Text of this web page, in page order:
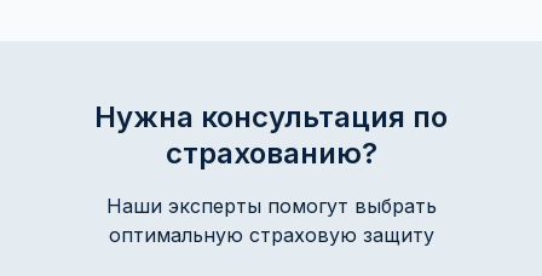
Нужна консультация по
страхованию?
Наши эксперты помогут выбрать
оптимальную страховую защиту